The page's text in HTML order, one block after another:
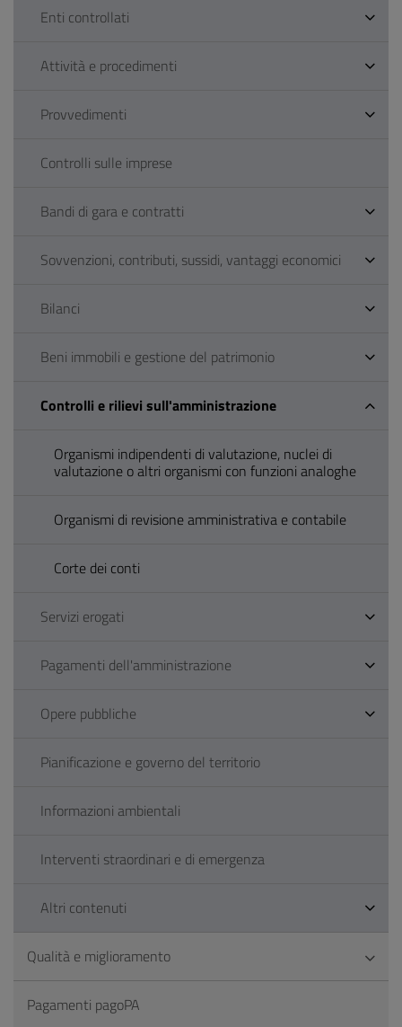
Enti controllati
Attività e procedimenti
Provvedimenti
Controlli sulle imprese
Bandi di gara e contratti
Sovvenzioni, contributi, sussidi, vantaggi economici
Bilanci
Beni immobili e gestione del patrimonio
Controlli e rilievi sull'amministrazione
Organismi indipendenti di valutazione, nuclei di
valutazione o altri organismi con funzioni analoghe
Organismi di revisione amministrativa e contabile
Corte dei conti
Servizi erogati
Pagamenti dell'amministrazione
Opere pubbliche
Pianificazione e governo del territorio
Informazioni ambientali
Interventi straordinari e di emergenza
Altri contenuti
Qualità e miglioramento
Pagamenti pagoPA